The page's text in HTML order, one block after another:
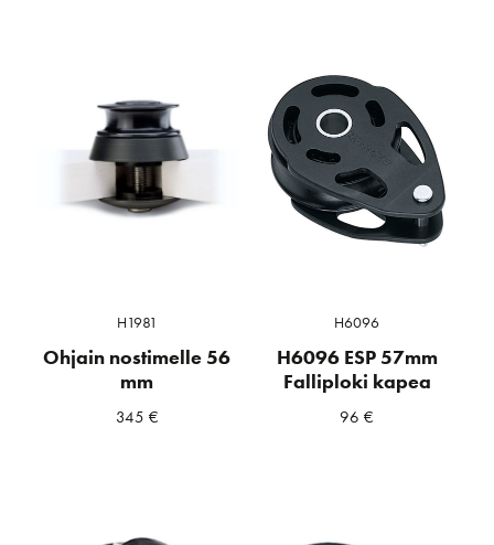
H1981
Ohjain nostimelle 56
mm
345 €
H6096
H6096 ESP 57mm
Falliploki kapea
96€